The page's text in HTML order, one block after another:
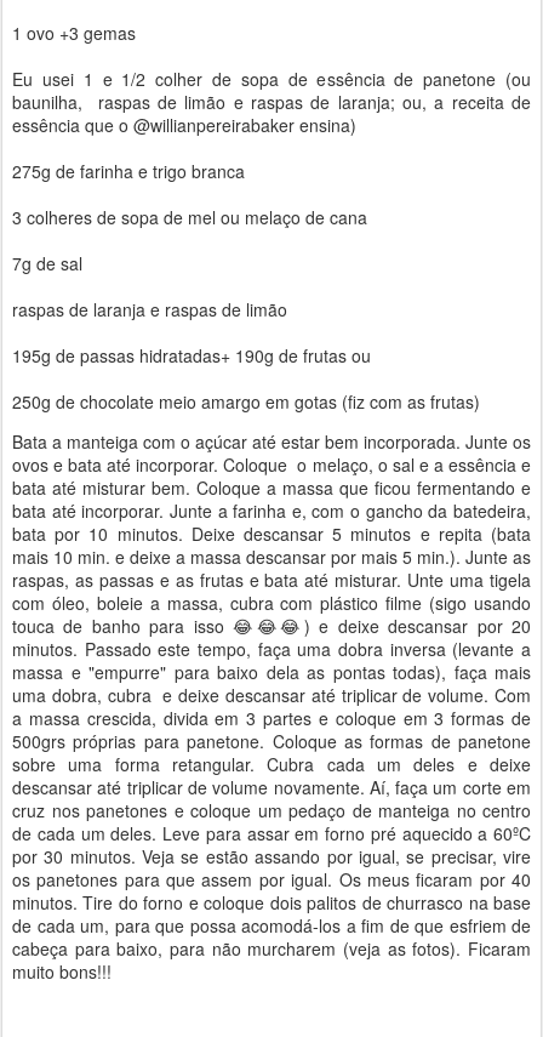
1 ovo +3 gemas
Eu usei 1 e 1/2 colher de sopa de essência de panetone (ou
baunilha, raspas de limão e raspas de laranja; ou, a receita de
essência que o @willianpereirabaker ensina)
275g de farinha e trigo branca
3 colheres de sopa de mel ou melaço de cana
7g de sal
raspas de laranja e raspas de limão
195g de passas hidratadas+ 190g de frutas ou
250g de chocolate meio amargo em gotas (fiz com as frutas)
Bata a manteiga com o açúcar até estar bem incorporada. Junte os
ovos e bata até incorporar. Coloque o melaço, o sal e a essência e
bata até misturar bem. Coloque a massa que ficou fermentando e
bata até incorporar. Junte a farinha e, com o gancho da batedeira,
bata por 10 minutos. Deixe descansar 5 minutos e repita (bata
mais 10 min. e deixe a massa descansar por mais 5 min.). Junte as
raspas, as passas e as frutas e bata até misturar. Unte uma tigela
com óleo, boleie a massa, cubra com plástico filme (sigo usando
touca de banho para isso 😂😂😂) e deixe descansar por 20
minutos. Passado este tempo, faça uma dobra inversa (levante a
massa e "empurre" para baixo dela as pontas todas), faça mais
uma dobra, cubra e deixe descansar até triplicar de volume. Com
a massa crescida, divida em 3 partes e coloque em 3 formas de
500grs próprias para panetone. Coloque as formas de panetone
sobre uma forma retangular. Cubra cada um deles e deixe
descansar até triplicar de volume novamente. Aí, faça um corte em
cruz nos panetones e coloque um pedaço de manteiga no centro
de cada um deles. Leve para assar em forno pré aquecido a 60ºC
por 30 minutos. Veja se estão assando por igual, se precisar, vire
os panetones para que assem por igual. Os meus ficaram por 40
minutos. Tire do forno e coloque dois palitos de churrasco na base
de cada um, para que possa acomodá-los a fim de que esfriem de
cabeça para baixo, para não murcharem (veja as fotos). Ficaram
muito bons!!!